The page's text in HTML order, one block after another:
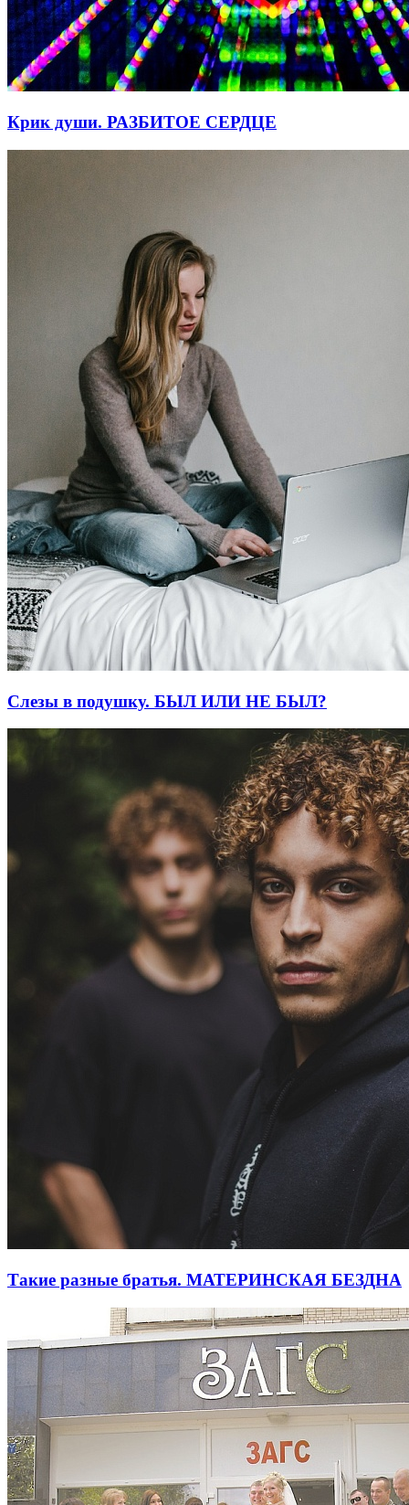
Крик души. РАЗБИТОЕ СЕРДЦЕ
Слезы в подушку. БЫЛ ИЛИ НЕ БЫЛ?
Такие разные братья. МАТЕРИНСКАЯ БЕЗДНА